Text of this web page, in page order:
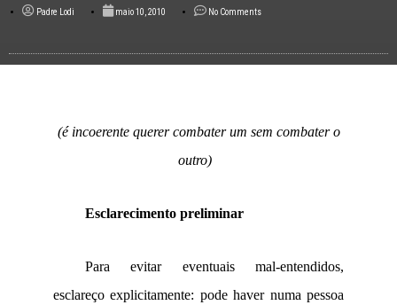
Padre Lodi maio 10, 2010 No Comments
(é incoerente querer combater um sem combater o
outro)
Esclarecimento preliminar
Para evitar eventuais mal-entendidos,
esclareço explicitamente: pode haver numa pessoa